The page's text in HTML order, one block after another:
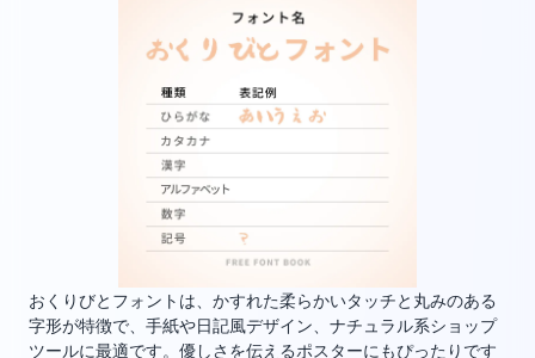
おくりびとフォントは、かすれた柔らかいタッチと丸みのある
字形が特徴で、手紙や日記風デザイン、ナチュラル系ショップ
ツールに最適です。優しさを伝えるポスターにもぴったりです